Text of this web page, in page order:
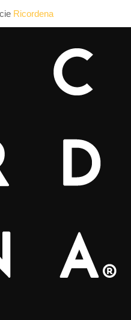
Ricordena